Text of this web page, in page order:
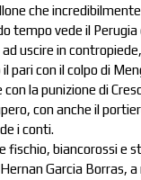
che
tempo vede il
uscire in
pari con il colpo di
con la punizione di
con anche il
i conti.
fischio, biancorossi e
Garcia Borras,